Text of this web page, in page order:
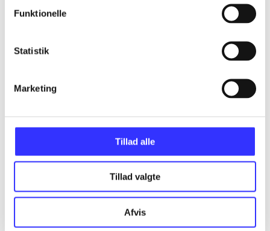
Funktionelle
Statistik
Marketing
Tillad alle
Tillad valgte
Afvis
...